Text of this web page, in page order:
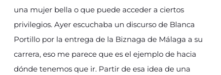
una mujer bella o que puede acceder a ciertos
privilegios. Ayer escuchaba un discurso de Blanca
Portillo por la entrega de la Biznaga de Málaga a su
carrera, eso me parece que es el ejemplo de hacia
dónde tenemos que ir. Partir de esa idea de una